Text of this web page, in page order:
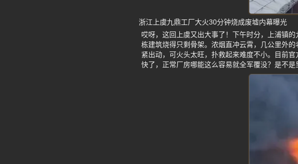
浙江上虞九鼎工厂大火30分钟烧成废墟内幕曝光
哎呀，这回上虞又出大事了！下午时分，上浦镇
栋建筑烧得只剩骨架。浓烟直冲云霄，几公里外
紧出动，可火头太旺，扑救起来难度不小。目前
快了，正常厂房哪能这么容易就全军覆没？是不是